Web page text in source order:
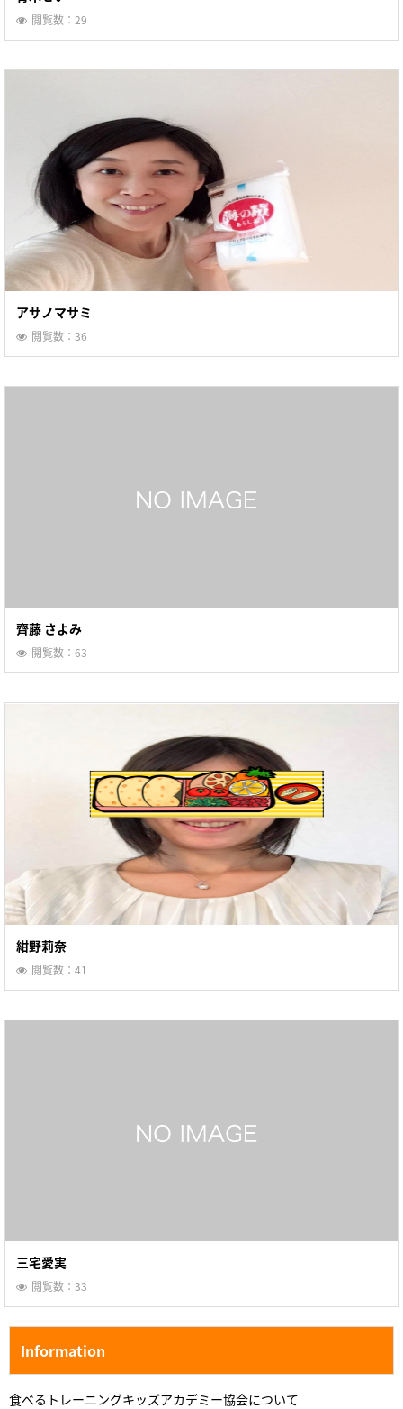
閲覧数：29
アサノマサミ
閲覧数：36
齊藤 さよみ
閲覧数：63
紺野莉奈
閲覧数：41
三宅愛実
閲覧数：33
Information
食べるトレーニングキッズアカデミー協会について